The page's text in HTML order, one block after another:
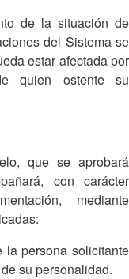
de la situación de
del Sistema se
estar afectada por
quien ostente su
que se aprobará
con carácter
mediante
la persona solicitante
su personalidad.